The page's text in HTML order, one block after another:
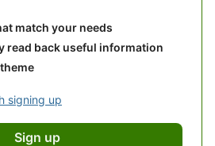
match your needs
read back useful information
signing up
Sign up